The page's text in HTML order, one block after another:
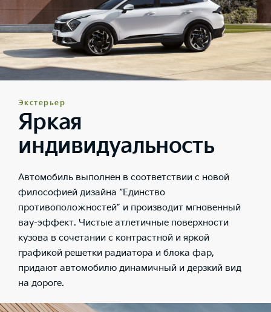
Экстерьер
Яркая
индивидуальность
Автомобиль выполнен в соответствии с новой
философией дизайна “Единство
противоположностей” и производит мгновенный
вау-эффект. Чистые атлетичные поверхности
кузова в сочетании с контрастной и яркой
графикой решетки радиатора и блока фар,
придают автомобилю динамичный и дерзкий вид
на дороге.